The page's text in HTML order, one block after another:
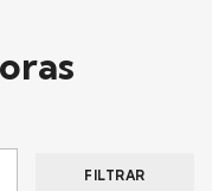
FILTRAR